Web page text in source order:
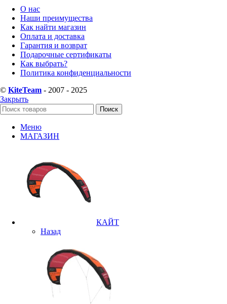
О нас
Наши преимущества
Как найти магазин
Оплата и доставка
Гарантия и возврат
Подарочные сертификаты
Как выбрать?
Политика конфиденциальности
© KiteTeam - 2007 - 2025
Закрыть
Поиск
Меню
МАГАЗИН
КАЙТ
Назад